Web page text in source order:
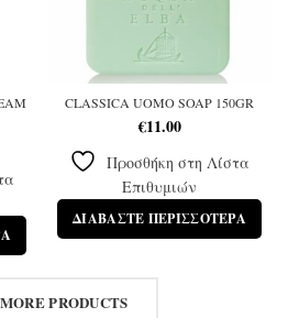
CLASSICA UOMO SOAP 150GR
€11.00
Προσθήκη στη Λίστα
Επιθυμιών
ΔΙΑΒΆΣΤΕ ΠΕΡΙΣΣΌΤΕΡΑ
PRODUCTS